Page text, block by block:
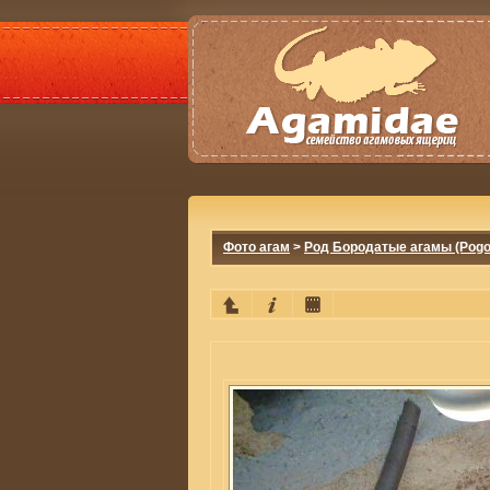
Фото агам > Род Бородатые агамы